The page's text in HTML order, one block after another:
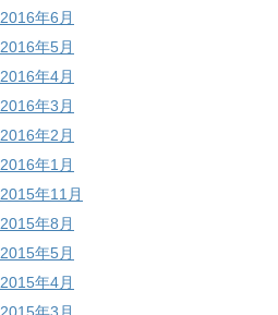
2016年6月
2016年5月
2016年4月
2016年3月
2016年2月
2016年1月
2015年11月
2015年8月
2015年5月
2015年4月